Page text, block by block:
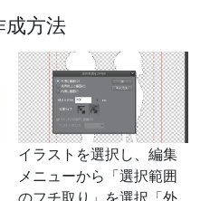
成方法
イラストを選択し、編集
メニューから「選択範囲